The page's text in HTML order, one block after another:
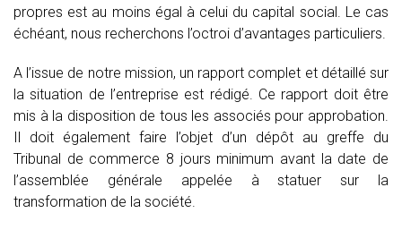
propres est au moins égal à celui du capital social. Le cas
échéant, nous recherchons l’octroi d’avantages particuliers.
A l’issue de notre mission, un rapport complet et détaillé sur
la situation de l’entreprise est rédigé. Ce rapport doit être
mis à la disposition de tous les associés pour approbation.
Il doit également faire l’objet d’un dépôt au greffe du
Tribunal de commerce 8 jours minimum avant la date de
l’assemblée générale appelée à statuer sur la
transformation de la société.